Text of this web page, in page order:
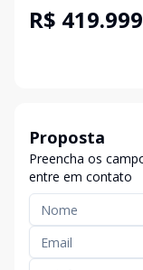
R$
Proposta
Preencha os
entre em contato